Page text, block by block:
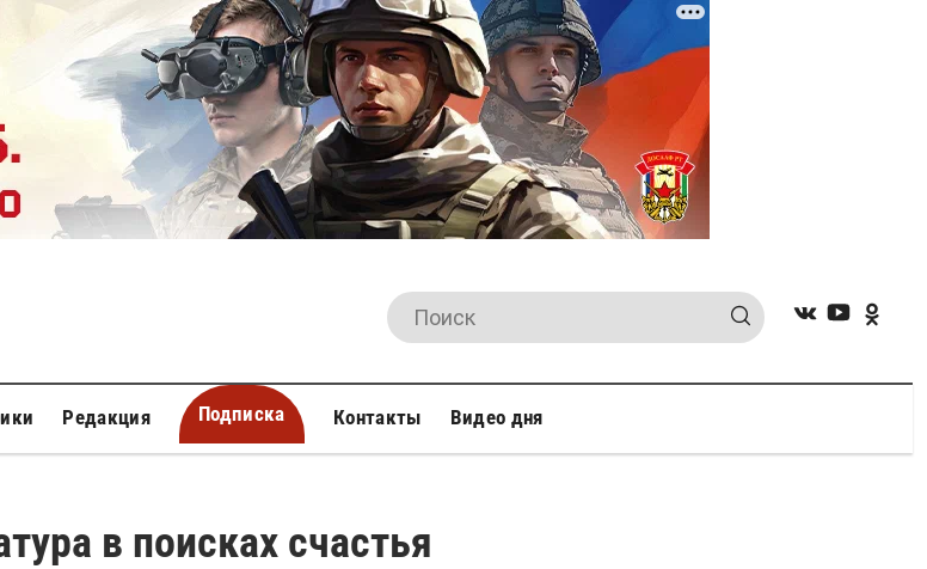
Редакция Подписка Контакты Видео дня
в поисках счастья